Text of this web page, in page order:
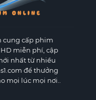
cung cấp phim
miễn phí, cập
nhất từ nhiều
để thưởng
mọi lúc mọi nơi..